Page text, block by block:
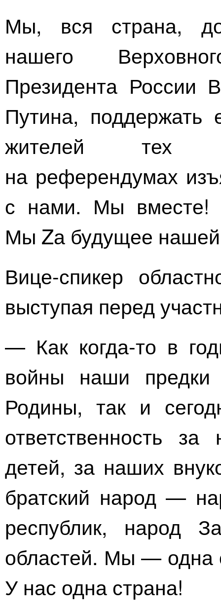
Мы, вся страна,
нашего
Президента России
Путина,
жителей тех
на референдумах
с нами. Мы
Мы Zа будущее
Вице-спикер
выступая перед
— Как когда-то в
войны наши
Родины, так и
ответственность
детей, за наших
братский народ —
республик, народ
областей. Мы — одна
У нас одна страна!